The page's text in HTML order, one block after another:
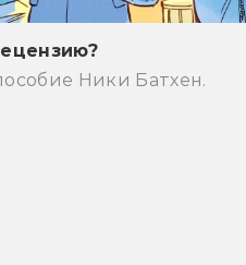
Ники Батхен.